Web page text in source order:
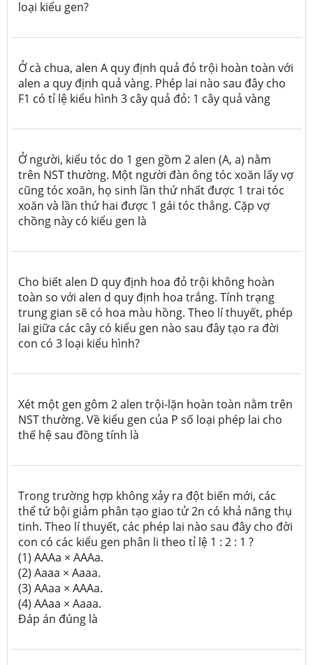
loại kiểu gen?
Ở cà chua, alen A quy định quả đỏ trội hoàn toàn với
alen a quy định quả vàng. Phép lai nào sau đây cho
F1 có tỉ lệ kiểu hình 3 cây quả đỏ: 1 cây quả vàng
Ở người, kiểu tóc do 1 gen gồm 2 alen (A, a) nằm
trên NST thường. Một người đàn ông tóc xoăn lấy vợ
cũng tóc xoăn, họ sinh lần thứ nhất được 1 trai tóc
xoăn và lần thứ hai được 1 gái tóc thẳng. Cặp vợ
chồng này có kiểu gen là
Cho biết alen D quy định hoa đỏ trội không hoàn
toàn so với alen d quy định hoa trắng. Tính trạng
trung gian sẽ có hoa màu hồng. Theo lí thuyết, phép
lai giữa các cây có kiểu gen nào sau đây tạo ra đời
con có 3 loại kiểu hình?
Xét một gen gôm 2 alen trội-lặn hoàn toàn nằm trên
NST thường. Về kiểu gen của P số loại phép lai cho
thế hệ sau đồng tính là
Trong trường hợp không xảy ra đột biến mới, các
thể tứ bội giảm phân tạo giao tử 2n có khả năng thụ
tinh. Theo lí thuyết, các phép lai nào sau đây cho đời
con có các kiểu gen phân li theo tỉ lệ 1 : 2 : 1 ?
(1) AAAa × AAAa.
(2) Aaaa × Aaaa.
(3) AAaa × AAAa.
(4) AAaa × Aaaa.
Đáp án đúng là